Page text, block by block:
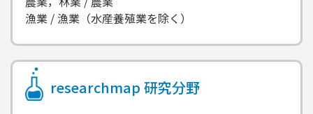
漁業 / 漁業（水産養殖業を除く）
researchmap 研究分野